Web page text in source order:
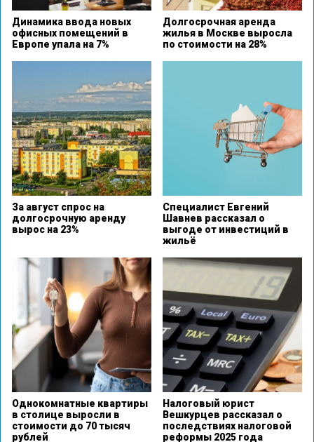
Динамика ввода новых
офисных помещений в
Европе упала на 7%
Долгосрочная аренда
жилья в Москве выросла
по стоимости на 28%
За август спрос на
долгосрочную аренду
вырос на 23%
Специалист Евгений
Шавнев рассказал о
выгоде от инвестиций в
жильё
Однокомнатные квартиры
в столице выросли в
стоимости до 70 тысяч
рублей
Налоговый юрист
Вешкурцев рассказал о
последствиях налоговой
реформы 2025 года